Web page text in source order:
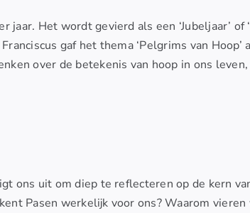
Het wordt gevierd als een ‘Jubeljaar’ of
gaf het thema ‘Pelgrims van Hoop’
over de betekenis van hoop in ons
ons uit om diep te reflecteren op de kern
Pasen werkelijk voor ons? Waarom vieren